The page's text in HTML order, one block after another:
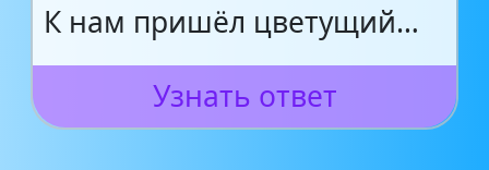
К нам пришёл цветущий…
Узнать ответ